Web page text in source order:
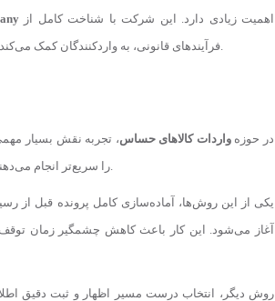
اهمیت زیادی دارد. این شرکت با شناخت کامل از
فرآیندهای قانونی، به واردکنندگان کمک می‌کند تا از همان ابتدا مسیر اخذ مجوزها را به‌درستی طی کنند و از ایجاد تأخیرهای پرهزینه جلوگیری شود.
در حوزهواردات کالاهای حساس، تجربه نقش بسیار
را سریع‌تر انجام می‌دهند. این ترفندها معمولاً حاصل سال‌ها تجربه در مواجهه با قوانین و رویه‌های گمرکی هستند.
یکی از این روش‌ها، آماده‌سازی کامل پرونده قبل از
آغاز می‌شود. این کار باعث کاهش چشمگیر زمان
روش دیگر، انتخاب درست مسیر اظهار و ثبت دقیق